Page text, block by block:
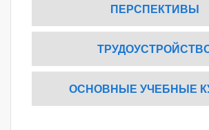
ПЕРСПЕКТИВЫ
ОСНОВНЫЕ УЧЕБНЫЕ